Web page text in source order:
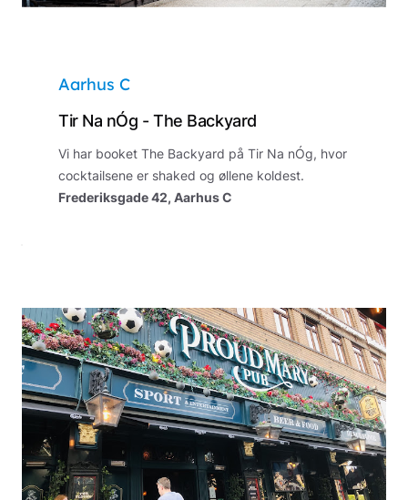
Aarhus C
Tir Na nÓg - The Backyard
Vi har booket The Backyard på Tir Na nÓg, hvor
cocktailsene er shaked og øllene koldest.
Frederiksgade 42, Aarhus C